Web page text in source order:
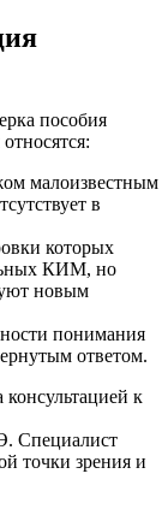
пособия
малоизвестным
в
которых
КИМ, но
новым
понимания
ответом.
консультацией к
Специалист
точки зрения и